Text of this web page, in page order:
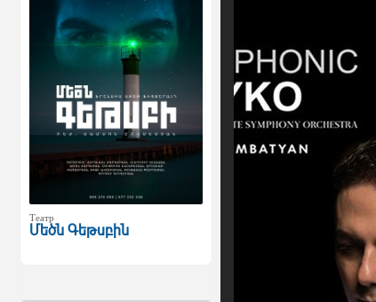
Театр
Մեծն Գեթսբին